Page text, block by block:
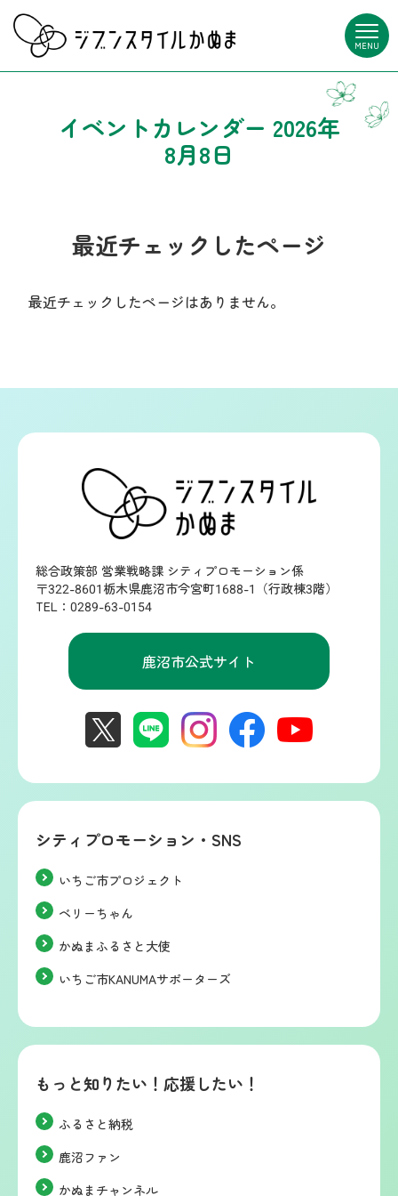
MENU
イベントカレンダー 2026年
8月8日
最近チェックしたページ
最近チェックしたページはありません。
総合政策部 営業戦略課 シティプロモーション係
〒322-8601栃木県鹿沼市今宮町1688-1（行政棟3階）
TEL：0289-63-0154
鹿沼市公式サイト
シティプロモーション・SNS
いちご市プロジェクト
ベリーちゃん
かぬまふるさと大使
いちご市KANUMAサポーターズ
もっと知りたい！応援したい！
ふるさと納税
鹿沼ファン
かぬまチャンネル